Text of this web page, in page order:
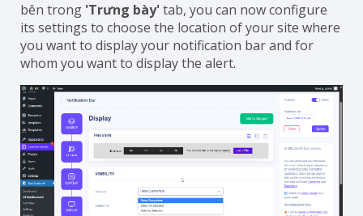
bên trong 'Trưng bày'tab, you can now configure
its settings to choose the location of your site where
you want to display your notification bar and for
whom you want to display the alert.